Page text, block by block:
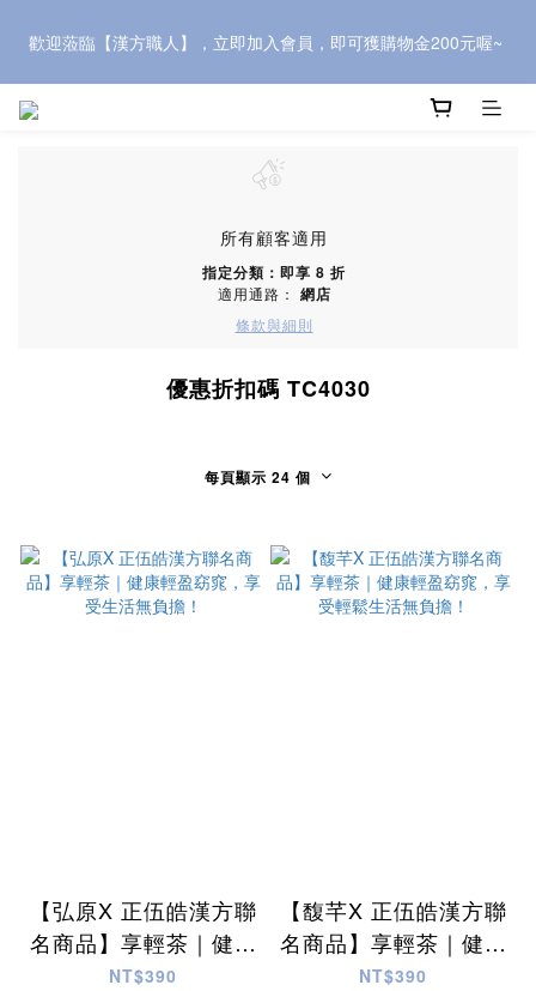
歡迎蒞臨【漢方職人】，立即加入會員，即可獲購物金200元喔~
歡迎蒞臨【漢方職人】，立即加入會員，即可獲購物金200元喔~
推薦新會員，可獲500元購物金，快到會員中心頁面複製「會員推
所有顧客適用
指定分類：即享 8 折
適用通路： 網店
條款與細則
優惠折扣碼 TC4030
每頁顯示 24 個
【弘原X 正伍皓漢方聯
名商品】享輕茶｜健康
輕盈窈窕，享受生活無
NT$390
【馥芊X 正伍皓漢方聯
名商品】享輕茶｜健康
輕盈窈窕，享受輕鬆生
NT$390